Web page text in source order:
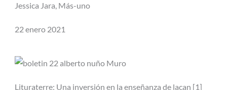
Jessica Jara, Más-uno
22 enero 2021
Lituraterre: Una inversión en la enseñanza de lacan [1]